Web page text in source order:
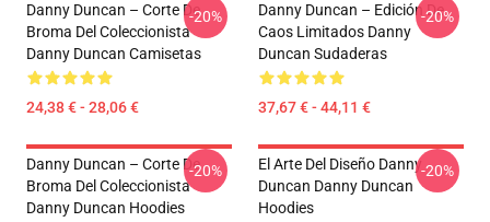
Danny Duncan – Corte De
Broma Del Coleccionista
Danny Duncan Camisetas
24,38 € - 28,06 €
-20%
Danny Duncan – Edición De
Caos Limitados Danny
Duncan Sudaderas
37,67 € - 44,11 €
-20%
Danny Duncan – Corte De
Broma Del Coleccionista
Danny Duncan Hoodies
-20%
El Arte Del Diseño Danny
Duncan Danny Duncan
Hoodies
-20%